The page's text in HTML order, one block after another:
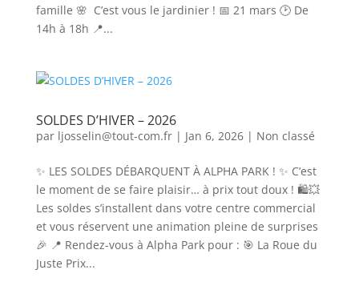
famille 🌸 C’est vous le jardinier ! 📅 21 mars 🕑 De
14h à 18h 📍...
SOLDES D’HIVER – 2026
par ljosselin@tout-com.fr| Jan 6, 2026| Non classé
✨ LES SOLDES DÉBARQUENT À ALPHA PARK ! ✨ C’est
le moment de se faire plaisir… à prix tout doux ! 🛍️💥
Les soldes s’installent dans votre centre commercial
et vous réservent une animation pleine de surprises
🎉 📍 Rendez-vous à Alpha Park pour : 🎯 La Roue du
Juste Prix...